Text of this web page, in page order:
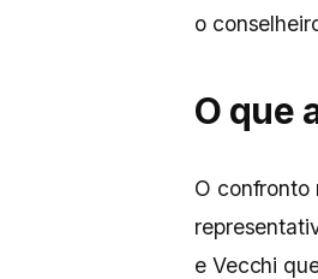
o
O que
O confronto
e Vecchi